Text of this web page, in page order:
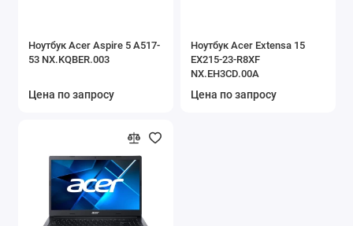
Ноутбук Acer Aspire 5 A517-
53 NX.KQBER.003
Цена по запросу
Ноутбук Acer Extensa 15
EX215-23-R8XF
NX.EH3CD.00A
Цена по запросу